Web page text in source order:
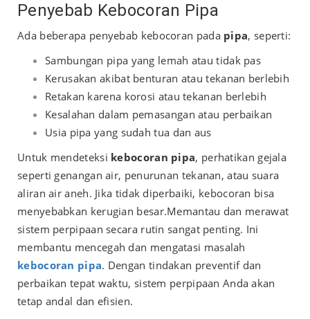
Penyebab Kebocoran Pipa
Ada beberapa penyebab kebocoran pada pipa, seperti:
Sambungan pipa yang lemah atau tidak pas
Kerusakan akibat benturan atau tekanan berlebih
Retakan karena korosi atau tekanan berlebih
Kesalahan dalam pemasangan atau perbaikan
Usia pipa yang sudah tua dan aus
Untuk mendeteksi kebocoran pipa, perhatikan gejala
seperti genangan air, penurunan tekanan, atau suara
aliran air aneh. Jika tidak diperbaiki, kebocoran bisa
menyebabkan kerugian besar.Memantau dan merawat
sistem perpipaan secara rutin sangat penting. Ini
membantu mencegah dan mengatasi masalah
kebocoran pipa. Dengan tindakan preventif dan
perbaikan tepat waktu, sistem perpipaan Anda akan
tetap andal dan efisien.